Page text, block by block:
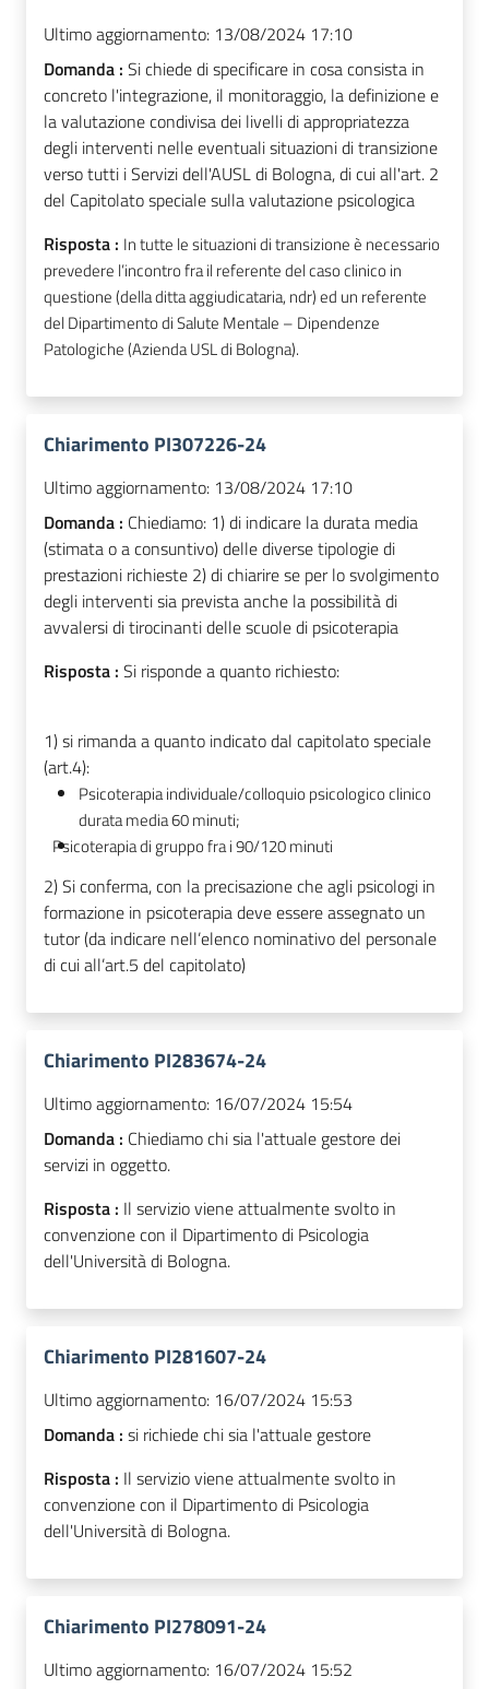
Ultimo aggiornamento: 13/08/2024 17:10
Domanda : Si chiede di specificare in cosa consista in
concreto l'integrazione, il monitoraggio, la definizione e
la valutazione condivisa dei livelli di appropriatezza
degli interventi nelle eventuali situazioni di transizione
verso tutti i Servizi dell'AUSL di Bologna, di cui all'art. 2
del Capitolato speciale sulla valutazione psicologica
Risposta : In tutte le situazioni di transizione è necessario
prevedere l’incontro fra il referente del caso clinico in
questione (della ditta aggiudicataria, ndr) ed un referente
del Dipartimento di Salute Mentale – Dipendenze
Patologiche (Azienda USL di Bologna).
Chiarimento PI307226-24
Ultimo aggiornamento: 13/08/2024 17:10
Domanda : Chiediamo: 1) di indicare la durata media
(stimata o a consuntivo) delle diverse tipologie di
prestazioni richieste 2) di chiarire se per lo svolgimento
degli interventi sia prevista anche la possibilità di
avvalersi di tirocinanti delle scuole di psicoterapia
Risposta : Si risponde a quanto richiesto:
1) si rimanda a quanto indicato dal capitolato speciale
(art.4):
Psicoterapia individuale/colloquio psicologico clinico
durata media 60 minuti;
Psicoterapia di gruppo fra i 90/120 minuti
2)Si conferma, con la precisazione che agli psicologi in
formazione in psicoterapia deve essere assegnato un
tutor (da indicare nell’elenco nominativo del personale
di cui all’art.5 del capitolato)
Chiarimento PI283674-24
Ultimo aggiornamento: 16/07/2024 15:54
Domanda : Chiediamo chi sia l'attuale gestore dei
servizi in oggetto.
Risposta : Il servizio viene attualmente svolto in
convenzione con il Dipartimento di Psicologia
dell'Università di Bologna.
Chiarimento PI281607-24
Ultimo aggiornamento: 16/07/2024 15:53
Domanda : si richiede chi sia l'attuale gestore
Risposta : Il servizio viene attualmente svolto in
convenzione con il Dipartimento di Psicologia
dell'Università di Bologna.
Chiarimento PI278091-24
Ultimo aggiornamento: 16/07/2024 15:52